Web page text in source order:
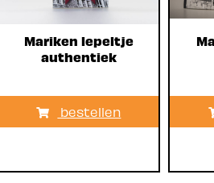
Mariken lepeltje
authentiek
bestellen